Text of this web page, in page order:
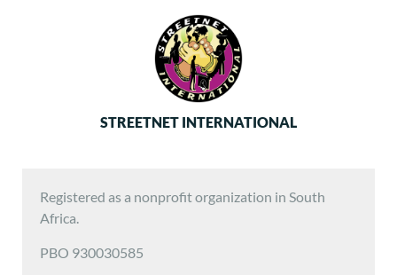
STREETNET INTERNATIONAL
Registered as a nonprofit organization in South
Africa.
PBO 930030585